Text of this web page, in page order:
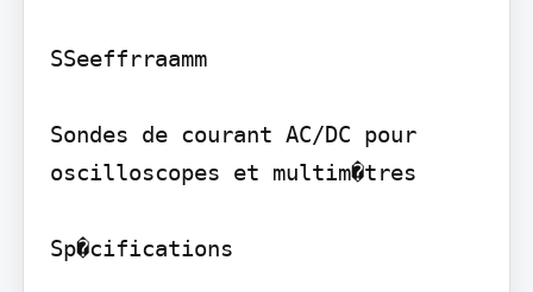
SSeeffrraamm
Sondes de courant AC/DC pour
oscilloscopes et multim�tres
Sp�cifications